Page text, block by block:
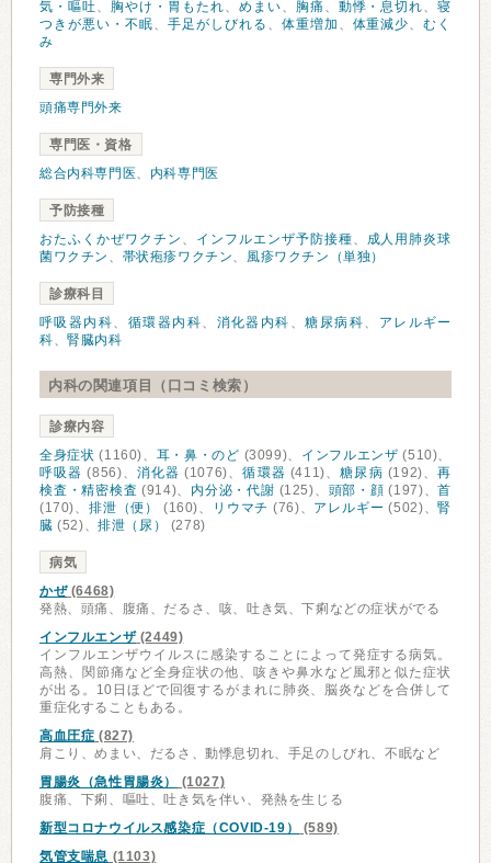
気・嘔吐、 胸やけ・胃もたれ、 めまい、 胸痛 、 動悸・息切れ、寝
つきが悪い・不眠、 手足がしびれる 、 体重増加 、 体重減少、むく
み
専門外来
頭痛専門外来
専門医・資格
総合内科専門医、 内科専門医
予防接種
おたふくかぜワクチン 、 インフルエンザ予防接種、
成人用肺炎球
菌ワクチン 、 帯状疱疹ワクチン、 風疹ワクチン（単独）
診療科目
呼吸器内科、 循環器内科、 消化器内科 、糖尿病科、 アレルギー
科、腎臓内科
内科の関連項目（口コミ検索）
診療内容
全身症状 (1160)、 耳・鼻・のど (3099)、 インフルエンザ (510)、
呼吸器 (856)、 消化器 (1076)、循環器 (411)、糖尿病 (192)、再
検査・精密検査 (914)、 内分泌・代謝 (125)、 頭部・顔 (197)、首
(170)、排泄（便） (160)、 リウマチ (76)、 アレルギー (502)、腎
臓 (52)、排泄（尿） (278)
病気
かぜ(6468)
発熱、頭痛、腹痛、だるさ、咳、吐き気、下痢などの症状がでる
インフルエンザ(2449)
インフルエンザウイルスに感染することによって発症する病気。
高熱、関節痛など全身症状の他、咳きや鼻水など風邪と似た症状
が出る。10日ほどで回復するがまれに肺炎、脳炎などを合併して
重症化することもある。
高血圧症 (827)
肩こり、めまい、だるさ、動悸息切れ、手足のしびれ、不眠など
胃腸炎（急性胃腸炎）
(1027)
腹痛、下痢、嘔吐、吐き気を伴い、発熱を生じる
新型コロナウイルス感染症（COVID-19）
(589)
気管支喘息 (1103)